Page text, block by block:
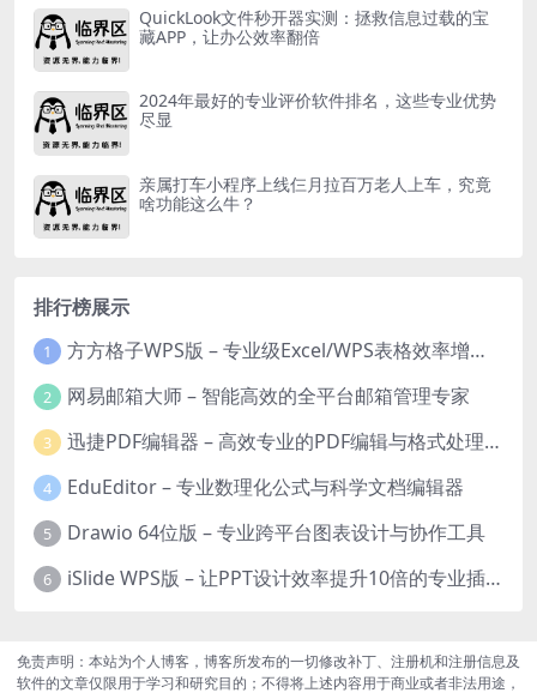
QuickLook文件秒开器实测：拯救信息过载的宝
藏APP，让办公效率翻倍
2024年最好的专业评价软件排名，这些专业优势
尽显
亲属打车小程序上线仨月拉百万老人上车，究竟
啥功能这么牛？
排行榜展示
1 方方格子WPS版 – 专业级Excel/WPS表格效率增强插件
2 网易邮箱大师 – 智能高效的全平台邮箱管理专家
3 迅捷PDF编辑器 – 高效专业的PDF编辑与格式处理工具
4 EduEditor – 专业数理化公式与科学文档编辑器
5 Drawio 64位版 – 专业跨平台图表设计与协作工具
6 iSlide WPS版 – 让PPT设计效率提升10倍的专业插件
免责声明：本站为个人博客，博客所发布的一切修改补丁、注册机和注册信息及
软件的文章仅限用于学习和研究目的；不得将上述内容用于商业或者非法用途，